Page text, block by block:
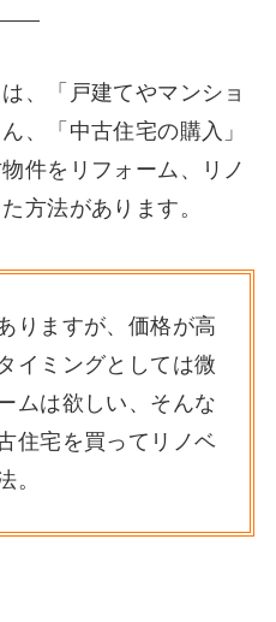
、「戸建てやマンショ
、「中古住宅の購入」
件をリフォーム、リノ
方法があります。
りますが、価格が高
イミングとしては微
ムは欲しい、そんな
住宅を買ってリノベ
。